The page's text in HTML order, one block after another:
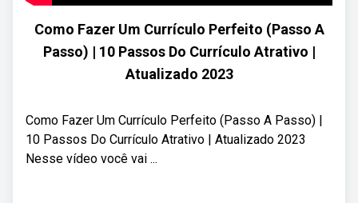
Como Fazer Um Currículo Perfeito (Passo A
Passo) | 10 Passos Do Currículo Atrativo |
Atualizado 2023
Como Fazer Um Currículo Perfeito (Passo A Passo) |
10 Passos Do Currículo Atrativo | Atualizado 2023
Nesse vídeo você vai ...